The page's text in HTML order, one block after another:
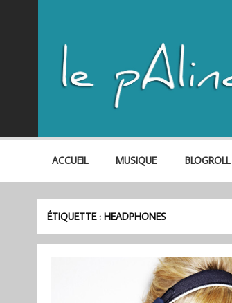
ACCUEIL MUSIQUE BLOGROLL
ÉTIQUETTE :HEADPHONES